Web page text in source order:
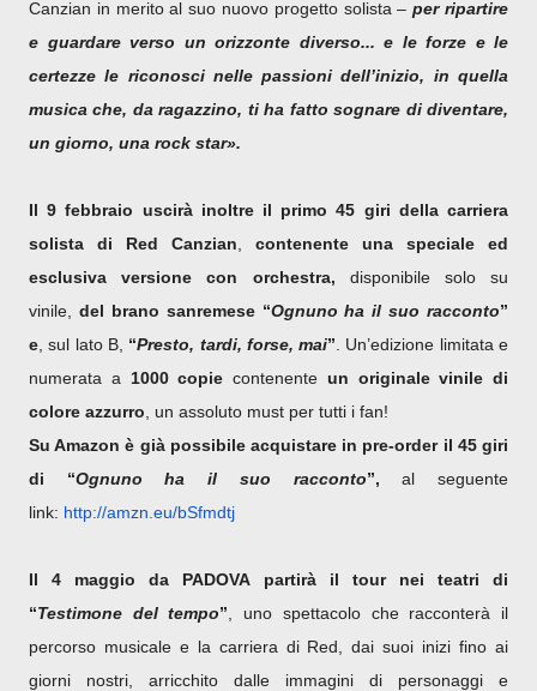
Canzian in merito al suo nuovo progetto solista –per ripartire
e guardare verso un orizzonte diverso... e le forze e le
certezze le riconosci nelle passioni dell’inizio, in quella
musica che, da ragazzino, ti ha fatto sognare di diventare,
un giorno, una rock star».
Il 9 febbraio uscirà inoltre il primo 45 giri della carriera
solista di Red Canzian
contenente una speciale ed
esclusiva versione con orchestra, disponibile solo su
vinile,
del brano sanremese “Ognuno ha il suo racconto”
e , sul lato B, “Presto, tardi, forse, mai” . Un’edizione limitata e
numerata a 1000 copie contenente un originale vinile di
colore azzurro , un assoluto must per tutti i fan!
Su Amazon è già possibile acquistare in pre-order il 45 giri
di “Ognuno ha il suo racconto”,al seguente
link: http://amzn.eu/bSfmdtj
Il 4 maggio da PADOVA partirà il tour nei teatri di
“Testimone del tempo” , uno spettacolo che racconterà il
percorso musicale e la carriera di Red, dai suoi inizi fino ai
giorni nostri, arricchito dalle immagini di personaggi e